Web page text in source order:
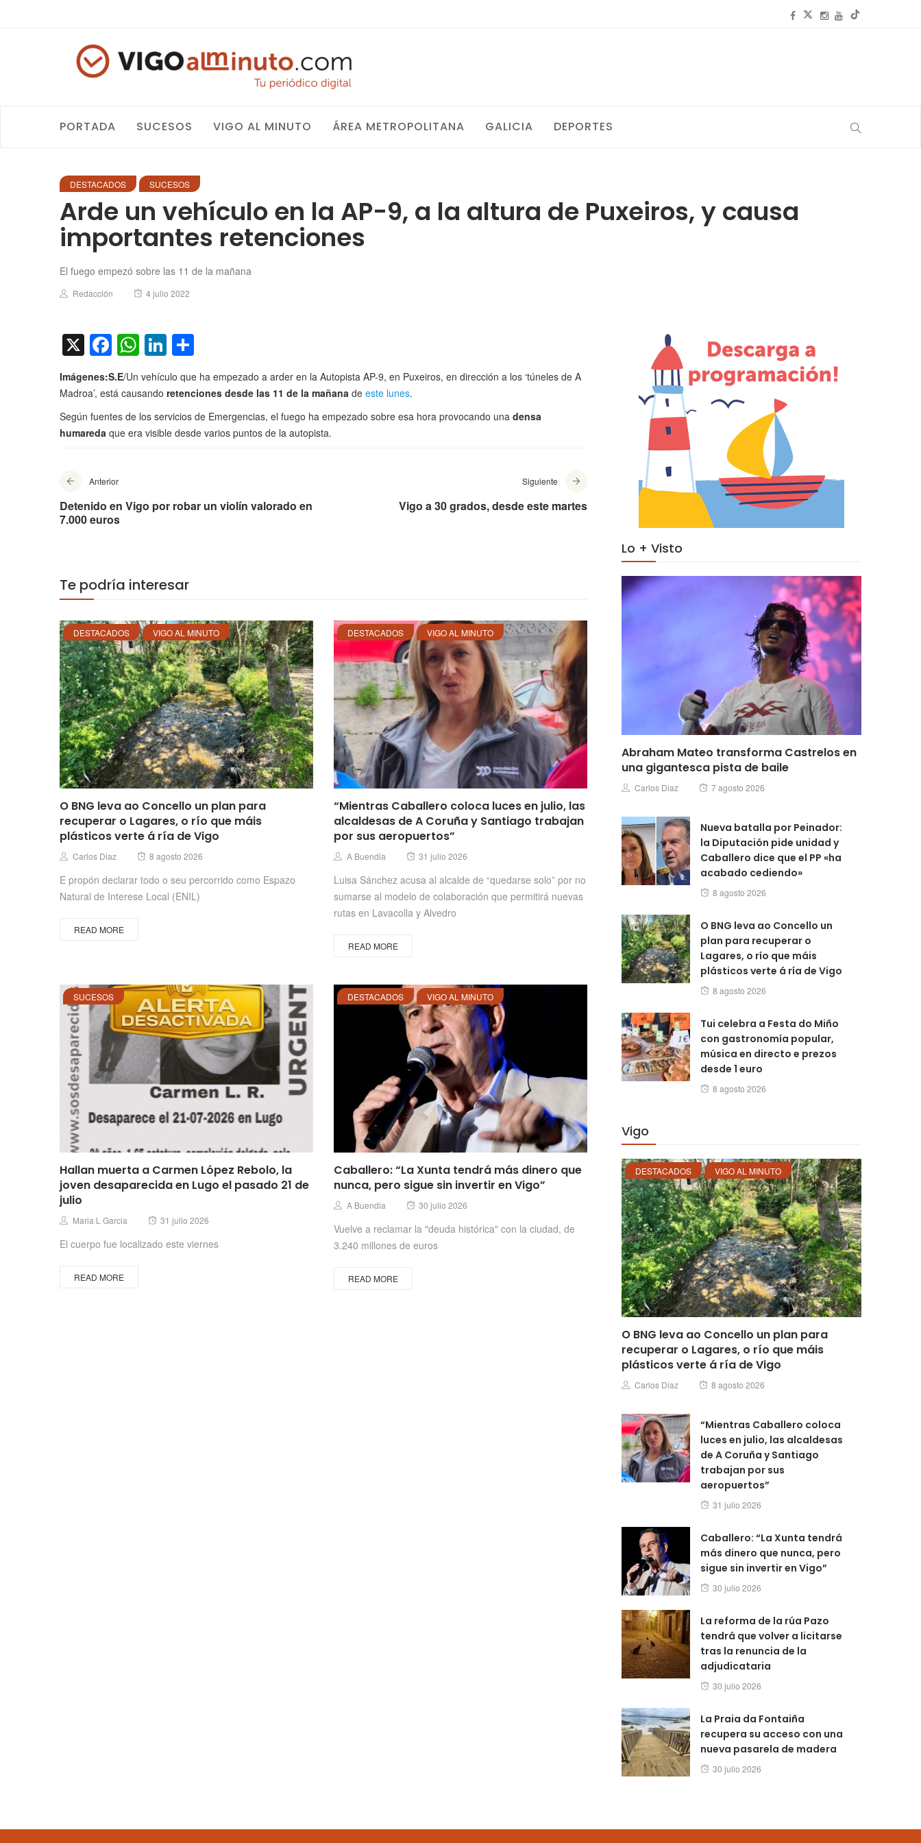
PORTADA SUCESOS VIGO AL MINUTO ÁREA METROPOLITANA GALICIA DEPORTES
DESTACADOS SUCESOS
Arde un vehículo en la AP-9, a la altura de Puxeiros, y causa
importantes retenciones
El fuego empezó sobre las 11 de la mañana
Author
Redacción
Posted
4 julio 2022
X Facebook
WhatsApp
LinkedIn
Imágenes:S.E/Un vehículo que ha empezado a arder en la Autopista AP-9, en Puxeiros, en dirección a los ‘túneles de A
Madroa’, está causando retenciones desde las 11 de la mañana de este lunes.
Según fuentes de los servicios de Emergencias, el fuego ha empezado sobre esa hora provocando una densa
humareda que era visible desde varios puntos de la autopista.
Anterior
Detenido en Vigo por robar un violín valorado en
7.000 euros
Siguiente
Vigo a 30 grados, desde este martes
Te podría interesar
DESTACADOS VIGO AL MINUTO
O BNG leva ao Concello un plan para
recuperar o Lagares, o río que máis
plásticos verte á ría de Vigo
Author
Carlos Diaz
Posted
8 agosto 2026
E propón declarar todo o seu percorrido como Espazo
Natural de Interese Local (ENIL)
READ MORE
DESTACADOS VIGO AL MINUTO
“Mientras Caballero coloca luces en julio, las
alcaldesas de A Coruña y Santiago trabajan
por sus aeropuertos”
Author
A Buendia
Posted
31 julio 2026
Luisa Sánchez acusa al alcalde de “quedarse solo” por no
sumarse al modelo de colaboración que permitirá nuevas
rutas en Lavacolla y Alvedro
READ MORE
SUCESOS
Hallan muerta a Carmen López Rebolo, la
joven desaparecida en Lugo el pasado 21 de
julio
Author
Maria L Garcia
Posted
31 julio 2026
El cuerpo fue localizado este viernes
READ MORE
DESTACADOS VIGO AL MINUTO
Caballero: “La Xunta tendrá más dinero que
nunca, pero sigue sin invertir en Vigo”
Author
A Buendia
Posted
30 julio 2026
Vuelve a reclamar la "deuda histórica" con la ciudad, de
3.240 millones de euros
READ MORE
Lo + Visto
Abraham Mateo transforma Castrelos en
una gigantesca pista de baile
Author
Carlos Diaz
Posted
7 agosto 2026
Nueva batalla por Peinador:
la Diputación pide unidad y
Caballero dice que el PP «ha
acabado cediendo»
Posted
8 agosto 2026
O BNG leva ao Concello un
plan para recuperar o
Lagares, o río que máis
plásticos verte á ría de Vigo
Posted
8 agosto 2026
Tui celebra a Festa do Miño
con gastronomía popular,
música en directo e prezos
desde 1 euro
Posted
8 agosto 2026
Vigo
DESTACADOS VIGO AL MINUTO
O BNG leva ao Concello un plan para
recuperar o Lagares, o río que máis
plásticos verte á ría de Vigo
Author
Carlos Diaz
Posted
8 agosto 2026
“Mientras Caballero coloca
luces en julio, las alcaldesas
de A Coruña y Santiago
trabajan por sus
aeropuertos”
Posted
31 julio 2026
Caballero: “La Xunta tendrá
más dinero que nunca, pero
sigue sin invertir en Vigo”
Posted
30 julio 2026
La reforma de la rúa Pazo
tendrá que volver a licitarse
tras la renuncia de la
adjudicataria
Posted
30 julio 2026
La Praia da Fontaiña
recupera su acceso con una
nueva pasarela de madera
Posted
30 julio 2026